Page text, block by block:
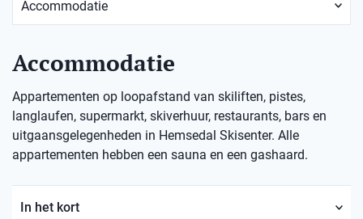
Accommodatie
Appartementen op loopafstand van skiliften, pistes,
langlaufen, supermarkt, skiverhuur, restaurants, bars en
uitgaansgelegenheden in Hemsedal Skisenter. Alle
appartementen hebben een sauna en een gashaard.
In het kort